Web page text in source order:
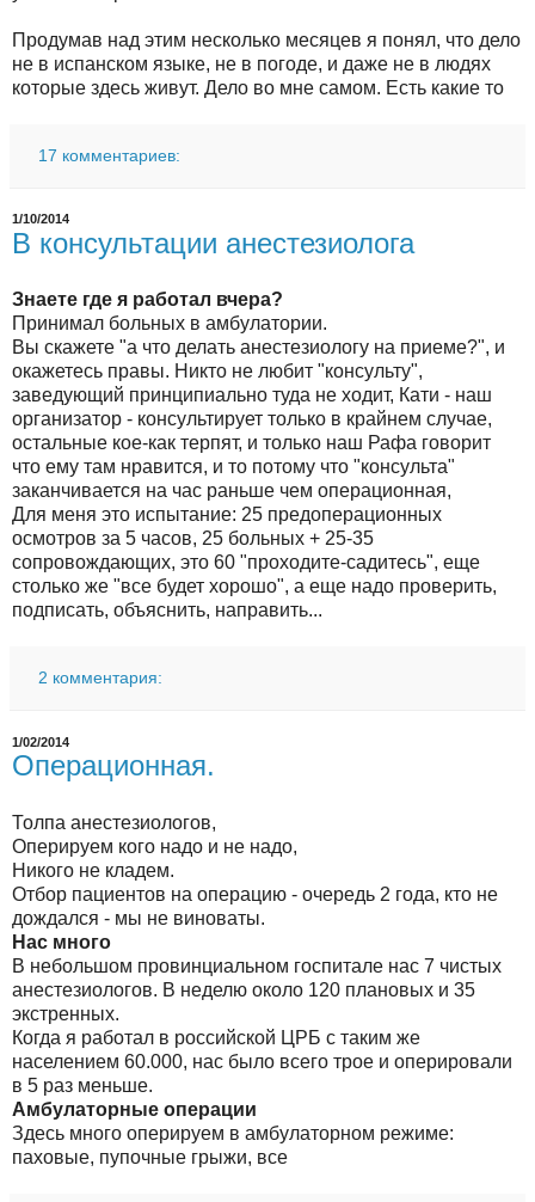
Продумав над этим несколько месяцев я понял, что дело
не в испанском языке, не в погоде, и даже не в людях
которые здесь живут. Дело во мне самом. Есть какие то
17 комментариев:
1/10/2014
В консультации анестезиолога
Знаете где я работал вчера?
Принимал больных в амбулатории.
Вы скажете "а что делать анестезиологу на приеме?", и
окажетесь правы. Никто не любит "консульту",
заведующий принципиально туда не ходит, Кати - наш
организатор - консультирует только в крайнем случае,
остальные кое-как терпят, и только наш Рафа говорит
что ему там нравится, и то потому что "консульта"
заканчивается на час раньше чем операционная,
Для меня это испытание: 25 предоперационных
осмотров за 5 часов, 25 больных + 25-35
сопровождающих, это 60 "проходите-садитесь", еще
столько же "все будет хорошо", а еще надо проверить,
подписать, объяснить, направить...
2 комментария:
1/02/2014
Операционная.
Толпа анестезиологов,
Оперируем кого надо и не надо,
Никого не кладем.
Отбор пациентов на операцию - очередь 2 года, кто не
дождался - мы не виноваты.
Нас много
В небольшом провинциальном госпитале нас 7 чистых
анестезиологов. В неделю около 120 плановых и 35
экстренных.
Когда я работал в российской ЦРБ с таким же
населением 60.000, нас было всего трое и оперировали
в 5 раз меньше.
Амбулаторные операции
Здесь много оперируем в амбулаторном режиме:
паховые, пупочные грыжи, все